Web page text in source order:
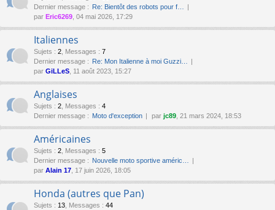
Dernier message : Re: Bientôt des robots pour f…
par Eric6269 , 04 mai 2026, 17:29
Italiennes
Sujets : 2 Messages : 7
Dernier message : Re: Mon Italienne à moi Guzzi…
par GiLLeS , 11 août 2023, 15:27
Anglaises
Sujets : 2 Messages : 4
Dernier message : Moto d'exception par jc89 , 21 mars 2024, 18:53
Américaines
Sujets : 2 Messages : 5
Dernier message : Nouvelle moto sportive améric…
par Alain 17 , 17 juin 2026, 18:05
Honda (autres que Pan)
Sujets : 13 Messages : 44